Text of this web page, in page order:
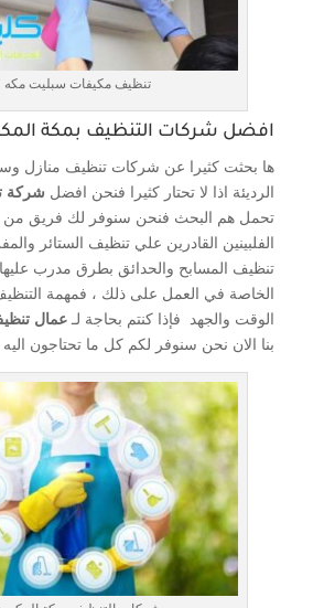
تنظيف مكيفات سبليت مكه
افضل شركات التنظيف بمكة
ها بحثت كثيرا عن شركات تنظيف منازل
الرديئة اذا لا تحتار كثيرا فنحن افضل شركة
تحمل هم البحث فنحن سنوفر لك فريق من
الفلبينين القادرين علي تنظيف الستائر
تنظيف المسابح والحدائق بطرق مدرب عليها
الخاصة في العمل على ذلك ، فمهمة
الوقت والجهد فإذا كنتم بحاجة لـ عمال
بنا الان نحن سنوفر لكم كل ما تحتاجون